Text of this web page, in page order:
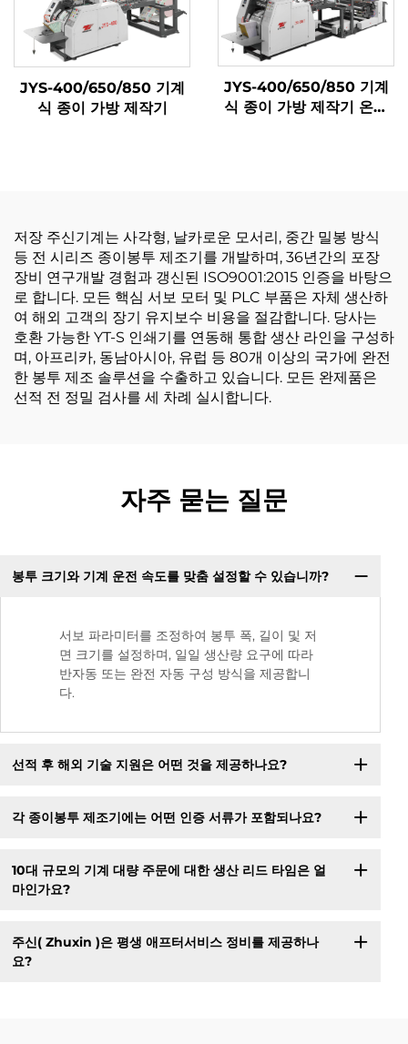
JYS-400/650/850 기계
식 종이 가방 제작기
JYS-400/650/850 기계
식 종이 가방 제작기 온라
저장 주신기계는 사각형, 날카로운 모서리, 중간 밀봉 방식
등 전 시리즈 종이봉투 제조기를 개발하며, 36년간의 포장
장비 연구개발 경험과 갱신된 ISO9001:2015 인증을 바탕으
로 합니다. 모든 핵심 서보 모터 및 PLC 부품은 자체 생산하
여 해외 고객의 장기 유지보수 비용을 절감합니다. 당사는
호환 가능한 YT-S 인쇄기를 연동해 통합 생산 라인을 구성하
며, 아프리카, 동남아시아, 유럽 등 80개 이상의 국가에 완전
한 봉투 제조 솔루션을 수출하고 있습니다. 모든 완제품은
선적 전 정밀 검사를 세 차례 실시합니다.
자주 묻는 질문
봉투 크기와 기계 운전 속도를 맞춤 설정할 수 있습니까?
서보 파라미터를 조정하여 봉투 폭, 길이 및 저
면 크기를 설정하며, 일일 생산량 요구에 따라
반자동 또는 완전 자동 구성 방식을 제공합니
다.
선적 후 해외 기술 지원은 어떤 것을 제공하나요?
각 종이봉투 제조기에는 어떤 인증 서류가 포함되나요?
10대 규모의 기계 대량 주문에 대한 생산 리드 타임은 얼
마인가요?
주신( Zhuxin )은 평생 애프터서비스 정비를 제공하나
요?